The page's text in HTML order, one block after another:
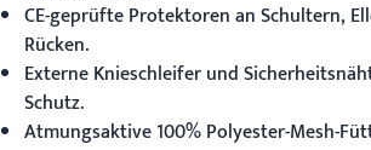
CE-geprüfte Protektoren an Schultern,
Rücken.
Externe Knieschleifer und
Schutz.
Atmungsaktive 100% Polyester-Mesh-